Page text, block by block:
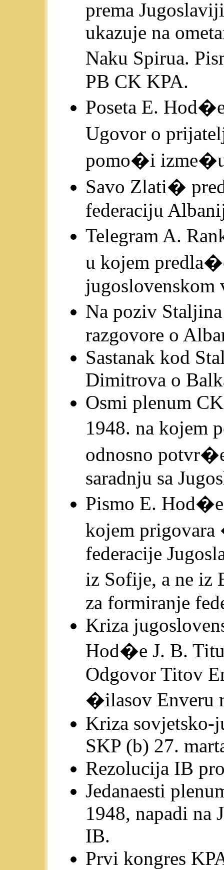
prema
ukazuje na
Naku Spirua.
PB CK KPA.
Poseta E.
Ugovor o
pomo�i
Savo Zlati�
federaciju
Telegram A.
u kojem
jugoslovenskom
Na poziv
razgovore o
Sastanak kod
Dimitrova o
Osmi plenum
1948. na kojem
odnosno
saradnju sa
Pismo E.
kojem prigovara
federacije
iz Sofije, a ne iz
za formiranje
Kriza
Hod�e J. B.
Odgovor Titov
�ilasov Enveru
Kriza sovjetsko-
SKP (b) 27.
Rezolucija IB
Jedanaesti
1948, napadi na
IB.
Prvi kongres